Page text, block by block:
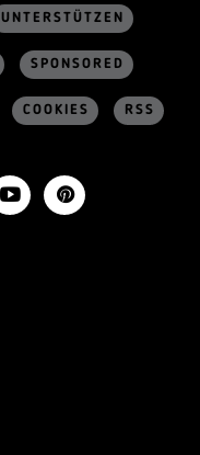
UNTERSTÜTZEN
SPONSORED
COOKIES RSS